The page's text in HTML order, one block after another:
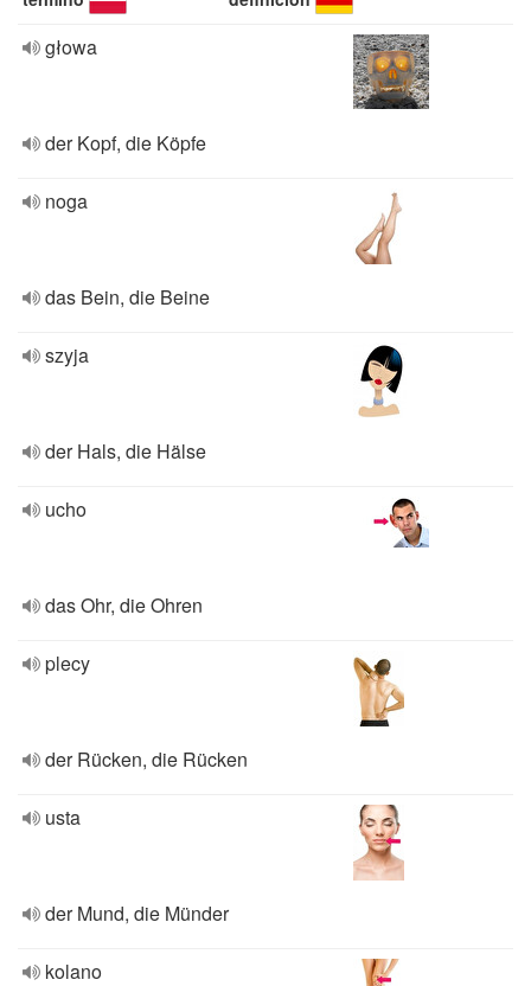
głowa
der Kopf, die Köpfe
noga
das Bein, die Beine
szyja
der Hals, die Hälse
ucho
das Ohr, die Ohren
plecy
der Rücken, die Rücken
usta
der Mund, die Münder
kolano